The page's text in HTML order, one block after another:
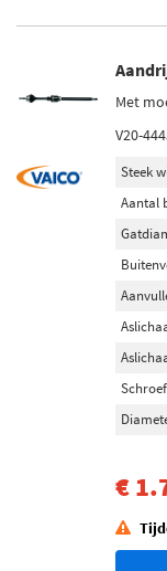
Met
V20-
Steek
Aantal
€